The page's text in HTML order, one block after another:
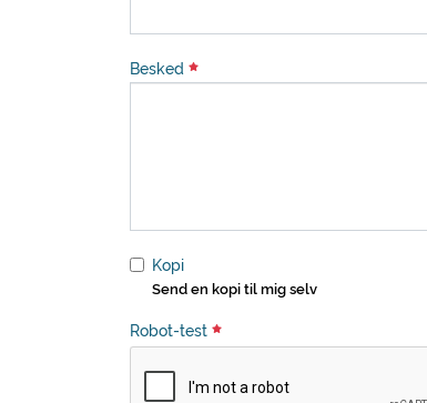
Besked
Kopi
Send en kopi til mig selv
Robot-test